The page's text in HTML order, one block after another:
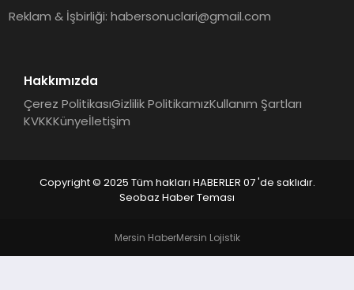
Reklam & İşbirliği:habersonuclari@gmail.com
Hakkımızda
Çerez PolitikasıGizlilik PolitikamızKullanım Şartları
KVKKKünyeİletişim
Copyright © 2025 Tüm hakları HABERLER 07 'de saklıdır.
Seobaz Haber Teması
Mersin HaberMersin Lojistik